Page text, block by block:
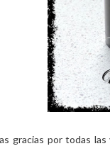
gracias por todas